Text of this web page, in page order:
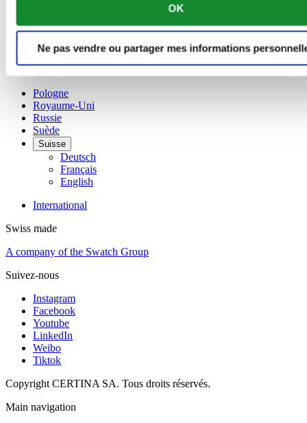
OK
Ne pas vendre ou partager mes informations
English
Français
Norvège
Pays-Bas
Pologne
Royaume-Uni
Russie
Suède
Suisse
Deutsch
Français
English
International
Swiss made
A company of the Swatch Group
Suivez-nous
Instagram
Facebook
Youtube
LinkedIn
Weibo
Tiktok
Copyright CERTINA SA. Tous droits réservés.
Main navigation